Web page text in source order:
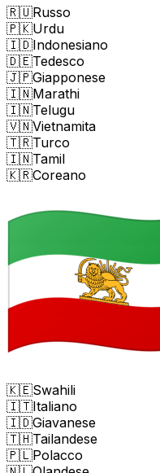
🇷🇺Russo
🇵🇰Urdu
🇮🇩Indonesiano
🇩🇪Tedesco
🇯🇵Giapponese
🇮🇳Marathi
🇮🇳Telugu
🇻🇳Vietnamita
🇹🇷Turco
🇮🇳Tamil
🇰🇷Coreano
🇰🇪Swahili
🇮🇹Italiano
🇮🇩Giavanese
🇹🇭Tailandese
🇵🇱Polacco